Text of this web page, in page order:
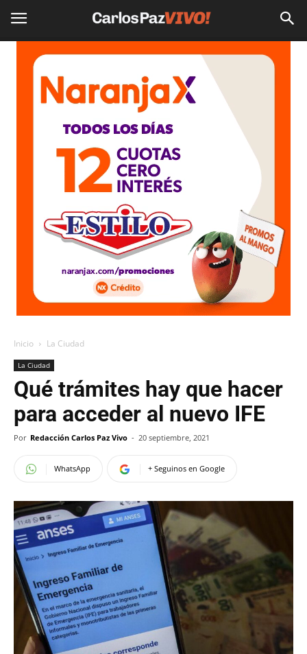
Inicio La Ciudad
La Ciudad
Qué trámites hay que hacer
para acceder al nuevo IFE
Por Redacción Carlos Paz Vivo - 20 septiembre, 2021
WhatsApp + Seguinos en Google